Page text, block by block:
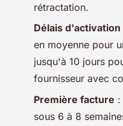
rétractation.
Délais d'activation
en moyenne pour
jusqu'à 10 jours
fournisseur avec
Première facture :
sous 6 à 8